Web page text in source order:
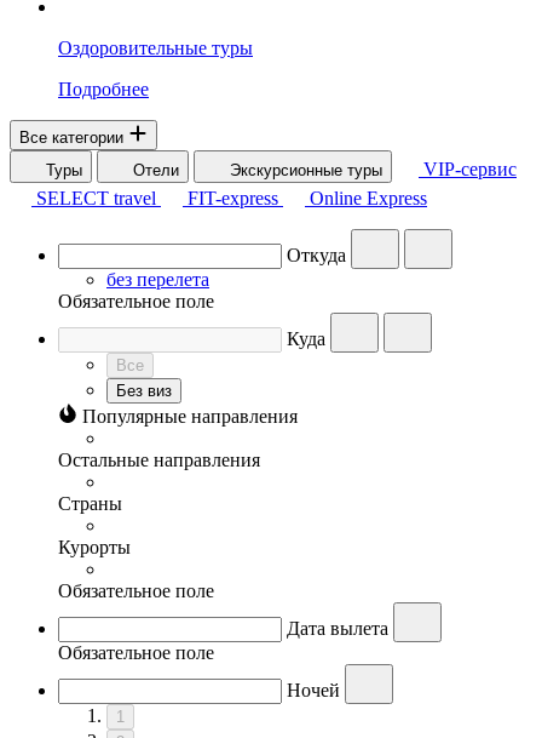
Оздоровительные туры
Подробнее
Все категории
Туры
Отели Экскурсионные туры
VIP-сервис
SELECT travel
FIT-express Online Express
Откуда
без перелета
Обязательное поле
Куда
Все
Без виз
Популярные направления
Остальные направления
Страны
Курорты
Обязательное поле
Дата вылета
Обязательное поле
Ночей
1